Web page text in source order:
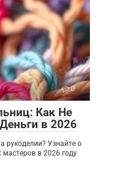
0
Как Не
в 2026
рукоделии? Узнайте о
в 2026 году